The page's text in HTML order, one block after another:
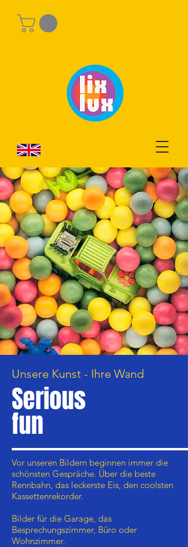
Unsere Kunst - Ihre Wand
Serious
fun
Vor unseren Bildern beginnen immer die
schönsten Gespräche. Über die beste
Rennbahn, das leckerste Eis, den coolsten
Kassettenrekorder.
Bilder für die Garage, das
Besprechungszimmer, Büro oder
Wohnzimmer.